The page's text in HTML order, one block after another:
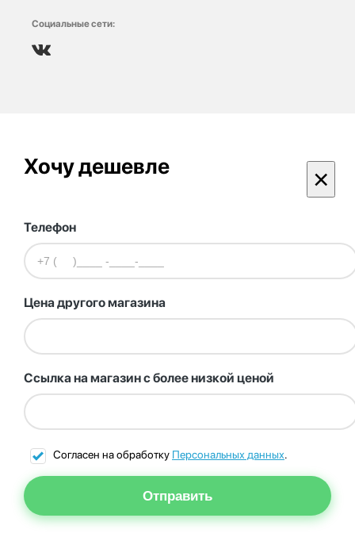
Социальные сети:
Хочу дешевле ×
Телефон
Цена другого магазина
Ссылка на магазин с более низкой ценой
Согласен на обработку Персональных данных.
Отправить